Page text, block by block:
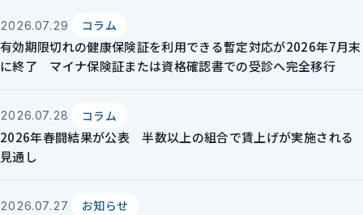
2026.07.29 コラム
有効期限切れの健康保険証を利用できる暫定対応が2026年7月末
に終了 マイナ保険証または資格確認書での受診へ完全移行
2026.07.28 コラム
2026年春闘結果が公表 半数以上の組合で賃上げが実施される
見通し
2026.07.27 お知らせ